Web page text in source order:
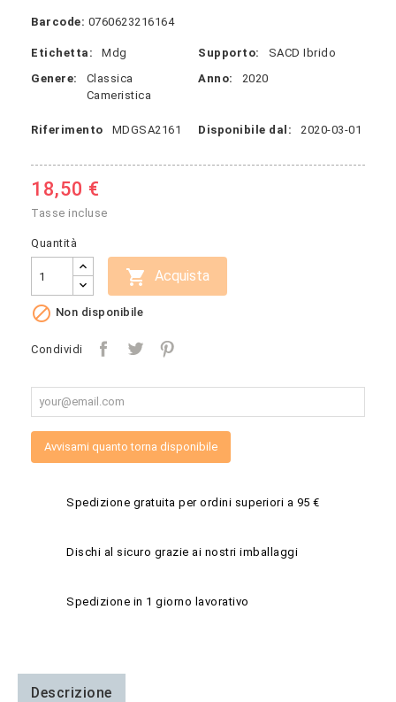
Barcode: 0760623216164
Etichetta: Mdg Supporto:
SACD Ibrido
Genere:
Classica
Cameristica
Anno: 2020
Riferimento MDGSA2161 Disponibile dal: 2020-03-01
18,50 €
Tasse incluse
Quantità
 Acquista
 Non disponibile
Condividi
Avvisami quanto torna disponibile
Spedizione gratuita per ordini superiori a 95 €
Dischi al sicuro grazie ai nostri imballaggi
Spedizione in 1 giorno lavorativo
Descrizione